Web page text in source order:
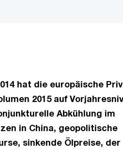
hat die europäische
2015 auf
Abkühlung im
in China, geopolitische
sinkende Ölpreise, der